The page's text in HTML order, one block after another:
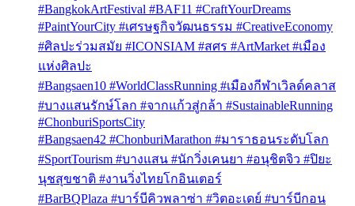
#BangkokArtFestival #BAF11 #CraftYourDreams
#PaintYourCity #เศรษฐกิจวัฒนธรรม #CreativeEconomy
#ศิลปะร่วมสมัย #ICONSIAM #สศร #ArtMarket #เมือง
แห่งศิลปะ
#Bangsaen10 #WorldClassRunning #เมืองกีฬาเวิลด์คลาส
#บางแสนรักษ์โลก #จากแก้วสู่กล้า #SustainableRunning
#ChonburiSportsCity
#Bangsaen42 #ChonburiMarathon #มาราธอนระดับโลก
#SportTourism #บางแสน #นักวิ่งเคนยา #อนุชิตจิว #ปิยะ
นุชสุขชาติ #งานวิ่งไทยโกอินเตอร์
#BarBQPlaza #บาร์บีคิวพลาซ่า #วิตอะเดย์ #บาร์บีกอน